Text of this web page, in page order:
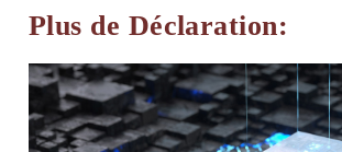
Plus de Déclaration: